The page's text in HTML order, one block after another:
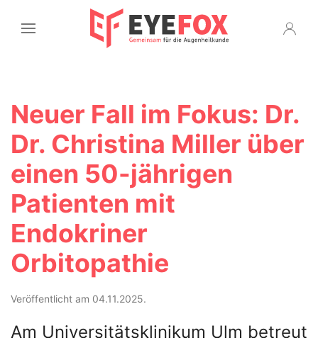
Neuer Fall im Fokus: Dr.
Dr. Christina Miller über
einen 50-jährigen
Patienten mit
Endokriner
Orbitopathie
Veröffentlicht am 04.11.2025.
Am Universitätsklinikum Ulm betreut